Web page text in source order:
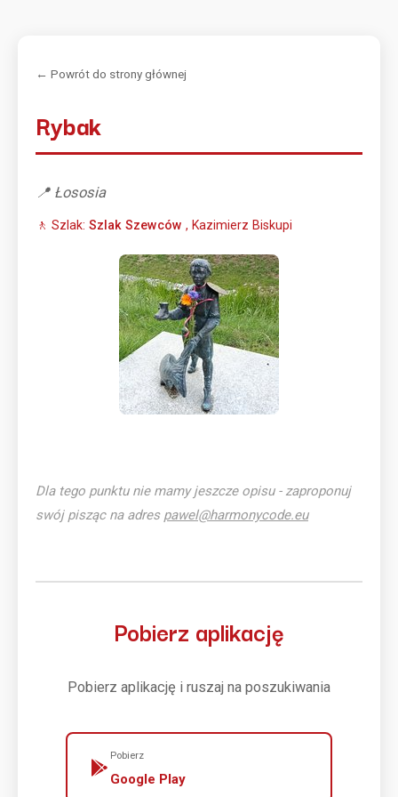
← Powrót do strony głównej
Rybak
📍 Łososia
🚶 Szlak: Szlak Szewców , Kazimierz Biskupi
Dla tego punktu nie mamy jeszcze opisu - zaproponuj
swój pisząc na adres pawel@harmonycode.eu
Pobierz aplikację
Pobierz aplikację i ruszaj na poszukiwania
Pobierz
Google Play